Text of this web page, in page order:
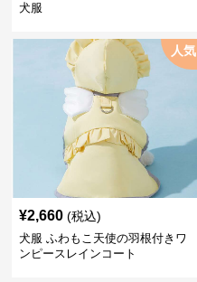
犬服
人気
¥2,660 (税込)
犬服 ふわもこ天使の羽根付きワ
ンピースレインコート